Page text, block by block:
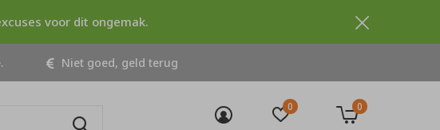
0 0
Niet goed, geld terug
voor dit ongemak.